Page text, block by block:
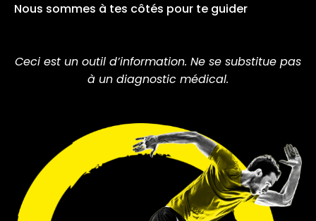
Nous sommes à tes côtés pour te guider
Ceci est un outil d’information. Ne se substitue pas
à un diagnostic médical.